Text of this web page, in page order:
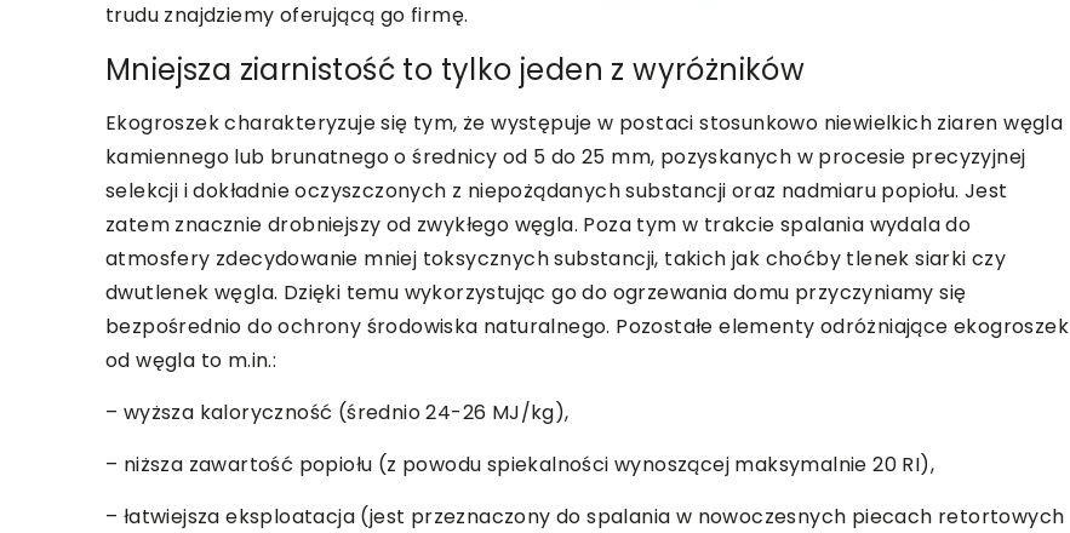
trudu znajdziemy oferującą go firmę.
Mniejsza ziarnistość to tylko jeden z wyróżników
Ekogroszek charakteryzuje się tym, że występuje w postaci stosunkowo niewielkich ziaren węgla
kamiennego lub brunatnego o średnicy od 5 do 25 mm, pozyskanych w procesie precyzyjnej
selekcji i dokładnie oczyszczonych z niepożądanych substancji oraz nadmiaru popiołu. Jest
zatem znacznie drobniejszy od zwykłego węgla. Poza tym w trakcie spalania wydala do
atmosfery zdecydowanie mniej toksycznych substancji, takich jak choćby tlenek siarki czy
dwutlenek węgla. Dzięki temu wykorzystując go do ogrzewania domu przyczyniamy się
bezpośrednio do ochrony środowiska naturalnego. Pozostałe elementy odróżniające ekogroszek
od węgla to m.in.:
– wyższa kaloryczność (średnio 24-26 MJ/kg),
– niższa zawartość popiołu (z powodu spiekalności wynoszącej maksymalnie 20 RI),
– łatwiejsza eksploatacja (jest przeznaczony do spalania w nowoczesnych piecach retortowych